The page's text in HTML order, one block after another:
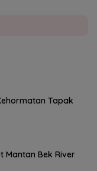
Tapak
Mantan Bek River